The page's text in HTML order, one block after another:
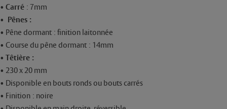
• Carré : 7mm
• Pênes :
• Pêne dormant : finition laitonnée
• Course du pêne dormant : 14mm
• Têtière :
• 230 x 20 mm
• Disponible en bouts ronds ou bouts carrés
• Finition : noire